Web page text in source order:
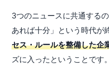
3つのニュースに共通する
あれば十分」という時代が
セス・ルールを整備した企
ズに入ったということです